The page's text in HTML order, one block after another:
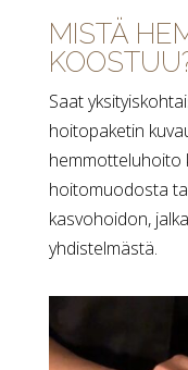
MISTÄ
Saat
hoitopaketin
hemmotteluhoito
hoitomuodosta
kasvohoidon,
yhdistelmästä.